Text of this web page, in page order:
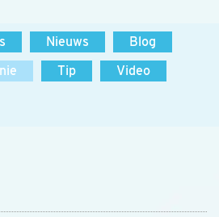
Nieuws
Blog
Tip
Video